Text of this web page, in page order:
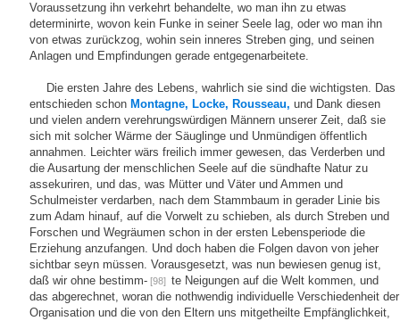
Voraussetzung ihn verkehrt behandelte, wo man ihn zu etwas
determinirte, wovon kein Funke in seiner Seele lag, oder wo man ihn
von etwas zurückzog, wohin sein inneres Streben ging, und seinen
Anlagen und Empfindungen gerade entgegenarbeitete.
Die ersten Jahre des Lebens, wahrlich sie sind die wichtigsten. Das
entschieden schon Montagne, Locke, Rousseau, und Dank diesen
und vielen andern verehrungswürdigen Männern unserer Zeit, daß sie
sich mit solcher Wärme der Säuglinge und Unmündigen öffentlich
annahmen. Leichter wärs freilich immer gewesen, das Verderben und
die Ausartung der menschlichen Seele auf die sündhafte Natur zu
assekuriren, und das, was Mütter und Väter und Ammen und
Schulmeister verdarben, nach dem Stammbaum in gerader Linie bis
zum Adam hinauf, auf die Vorwelt zu schieben, als durch Streben und
Forschen und Wegräumen schon in der ersten Lebensperiode die
Erziehung anzufangen. Und doch haben die Folgen davon von jeher
sichtbar seyn müssen. Vorausgesetzt, was nun bewiesen genug ist,
daß wir ohne bestimm- [98] te Neigungen auf die Welt kommen, und
das abgerechnet, woran die nothwendig individuelle Verschiedenheit der
Organisation und die von den Eltern uns mitgetheilte Empfänglichkeit,